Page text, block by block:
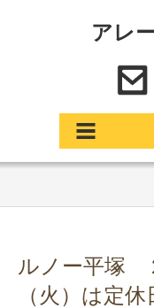
アレ
中古車
ルノー平塚
（火）は定